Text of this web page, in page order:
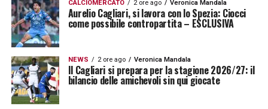
CALCIOMERCATO 2 ore ago Veronica Mandala
Aurelio Cagliari, si lavora con lo Spezia: Ciocci
come possibile contropartita – ESCLUSIVA
NEWS 2 ore ago Veronica Mandala
Il Cagliari si prepara per la stagione 2026/27: il
bilancio delle amichevoli sin qui giocate